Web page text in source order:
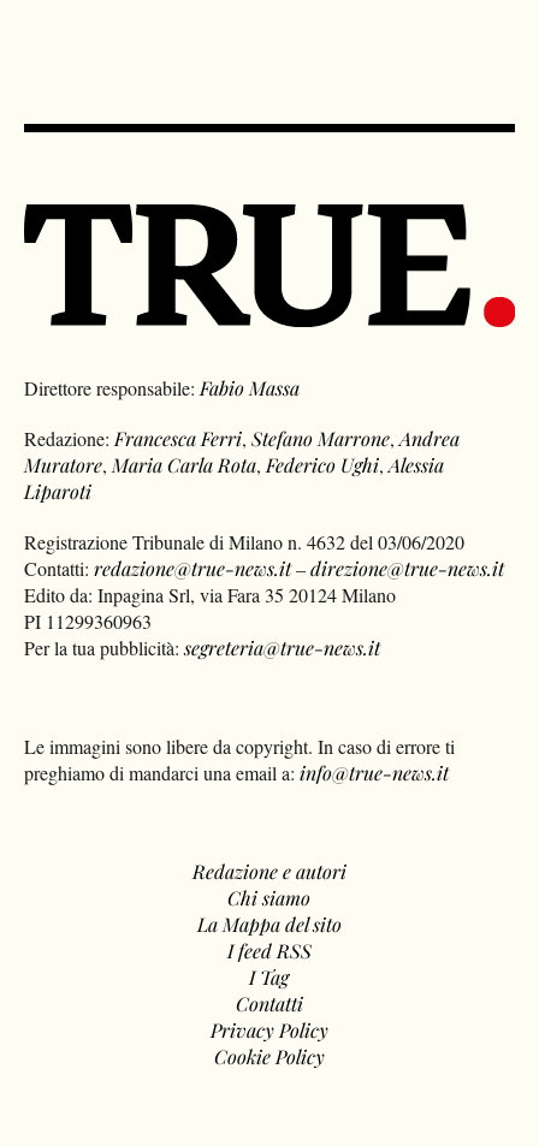
Direttore responsabile:Fabio Massa
Redazione:Francesca Ferri,Stefano Marrone,Andrea
Muratore,Maria Carla Rota,Federico Ughi,Alessia
Liparoti
Registrazione Tribunale di Milano n. 4632 del 03/06/2020
Contatti:redazione@true-news.it–direzione@true-news.it
Edito da: Inpagina Srl, via Fara 35 20124 Milano
PI 11299360963
Per la tua pubblicità:segreteria@true-news.it
Le immagini sono libere da copyright. In caso di errore ti
preghiamo di mandarci una email a: info@true-news.it
Redazione e autori
Chi siamo
La Mappa del sito
I feed RSS
I Tag
Contatti
Privacy Policy
Cookie Policy